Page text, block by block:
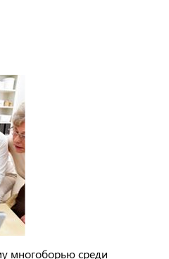
многоборью среди